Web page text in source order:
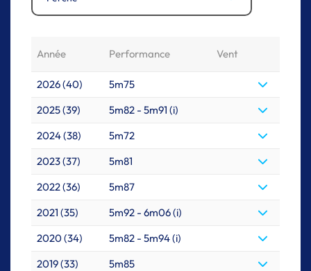
Année Performance Vent
2026 (40)
5m75
2025 (39)
5m82 - 5m91 (i)
2024 (38)
5m72
2023 (37)
5m81
2022 (36)
5m87
2021 (35)
5m92 - 6m06 (i)
2020 (34)
5m82 - 5m94 (i)
2019 (33)
5m85